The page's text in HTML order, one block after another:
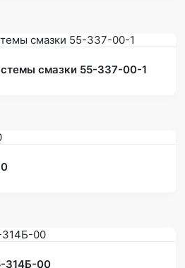
смазки 55-337-00-1
314Б-00